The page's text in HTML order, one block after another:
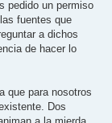
pedido un permiso
fuentes que
a dichos
de hacer lo
que para nosotros
Dos